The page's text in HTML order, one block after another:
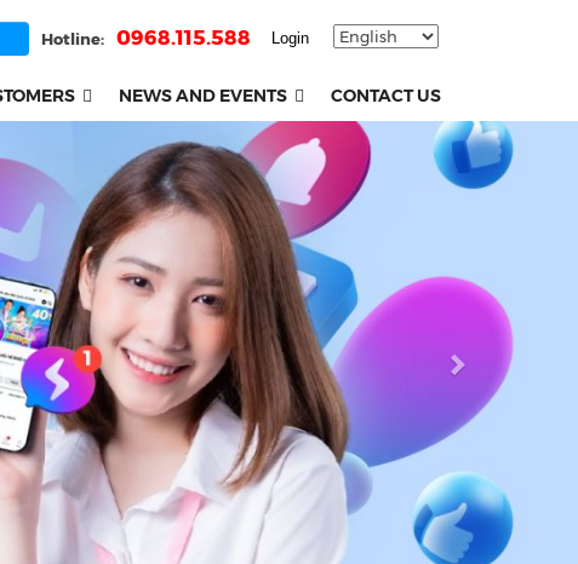
Login
Hotline: 0968.115.588
NEWS AND EVENTS CONTACT US
Next